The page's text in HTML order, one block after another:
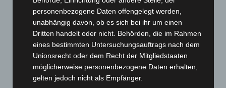
Juni 2026(139)
Mai 2026(99)
April 2026
(99)
März 2026(115)
Februar 2026(109)
personenbezogene Daten offengelegt werden,
unabhängig davon, ob es sich bei ihr um einen
Dritten handelt oder nicht. Behörden, die im Rahmen
eines bestimmten Untersuchungsauftrags nach dem
Unionsrecht oder dem Recht der Mitgliedstaaten
möglicherweise personenbezogene Daten erhalten,
gelten jedoch nicht als Empfänger.